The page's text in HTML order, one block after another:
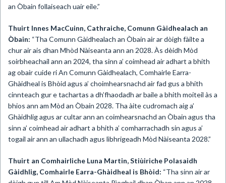
an Òbain follaiseach uair eile.”
Thuirt Innes MacCuinn, Cathraiche, Comunn Gàidhealach an
Òbain: “Tha Comunn Gàidhealach an Òbain air ar dòigh fàilte a
chur air ais dhan Mhòd Nàiseanta ann an 2028. Às dèidh Mòd
soirbheachail ann an 2024, tha sinn a’ coimhead air adhart a bhith
ag obair cuide ri An Comunn Gàidhealach, Comhairle Earra-
Ghàidheal is Bhòid agus a’ choimhearsnachd air fad gus a bhith
cinnteach gur e tachartas a dh’fhaodadh ar baile a bhith moiteil às a
bhios ann am Mòd an Òbain 2028. Tha àite cudromach aig a’
Ghàidhlig agus ar cultar ann an coimhearsnachd an Òbain agus tha
sinn a’ coimhead air adhart a bhith a’ comharrachadh sin agus a’
togail air ann an ullachadh agus lìbhrigeadh Mòd Nàiseanta 2028.”
Thuirt an Comhairliche Luna Martin, Stiùiriche Polasaidh
Gàidhlig, Comhairle Earra-Ghàidheal is Bhòid: “Tha sinn air ar